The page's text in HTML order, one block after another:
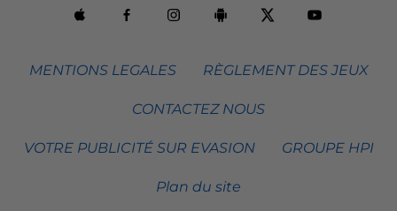
MENTIONS LEGALES RÈGLEMENT DES JEUX
CONTACTEZ NOUS
VOTRE PUBLICITÉ SUR EVASION GROUPE HPI
Plan du site